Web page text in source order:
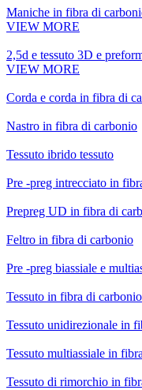
Maniche in fibra di
VIEW MORE
2,5d e tessuto 3D e
VIEW MORE
Corda e corda in fibra di
Nastro in fibra di carbonio
Tessuto ibrido tessuto
Pre -preg intrecciato in
Prepreg UD in fibra di
Feltro in fibra di carbonio
Pre -preg biassiale e
Tessuto in fibra di carbonio
Tessuto unidirezionale in
Tessuto multiassiale in
Tessuto di rimorchio in